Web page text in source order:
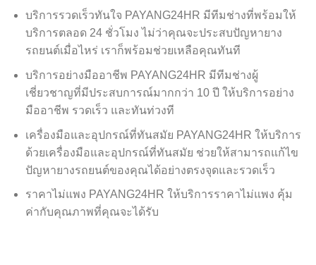
บริการรวดเร็วทันใจ PAYANG24HR มีทีมช่างที่พร้อมให้
บริการตลอด 24 ชั่วโมง ไม่ว่าคุณจะประสบปัญหายาง
รถยนต์เมื่อไหร่ เราก็พร้อมช่วยเหลือคุณทันที
บริการอย่างมืออาชีพ PAYANG24HR มีทีมช่างผู้
เชี่ยวชาญที่มีประสบการณ์มากกว่า 10 ปี ให้บริการอย่าง
มืออาชีพ รวดเร็ว และทันท่วงที
เครื่องมือและอุปกรณ์ที่ทันสมัย PAYANG24HR ให้บริการ
ด้วยเครื่องมือและอุปกรณ์ที่ทันสมัย ช่วยให้สามารถแก้ไข
ปัญหายางรถยนต์ของคุณได้อย่างตรงจุดและรวดเร็ว
ราคาไม่แพง PAYANG24HR ให้บริการราคาไม่แพง คุ้ม
ค่ากับคุณภาพที่คุณจะได้รับ